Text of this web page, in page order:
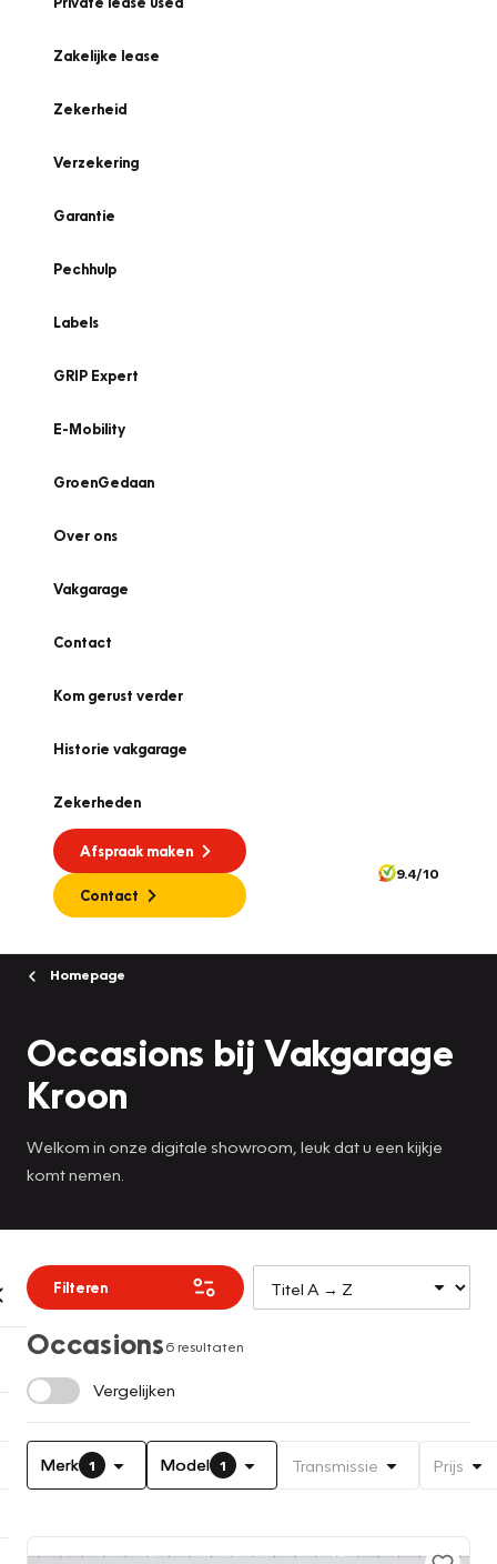
Zakelijke lease
Zekerheid
Verzekering
Garantie
Pechhulp
Labels
GRIP Expert
E-Mobility
GroenGedaan
Over ons
Vakgarage
Contact
Kom gerust verder
Historie vakgarage
Zekerheden
Afspraak maken
Contact
9.4/10
Homepage
Occasions bij Vakgarage
Kroon
Welkom in onze digitale showroom, leuk dat u een kijkje
komt nemen.
Filteren
Occasions6 resultaten
Vergelijken
Merk 1 Model 1 Transmissie Prijs